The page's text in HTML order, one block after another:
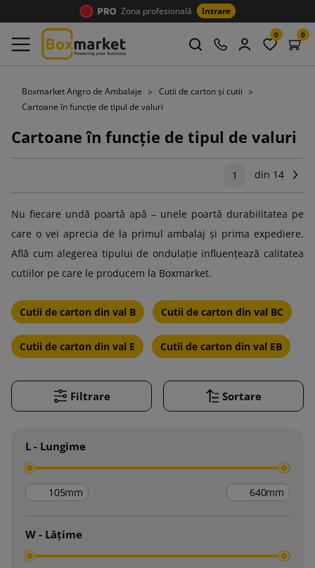
Zona profesională Intrare
0 0
Boxmarket Angro de Ambalaje
Cutii de carton și cutii
Cartoane în funcție de tipul de valuri
Cartoane în funcție de tipul de valuri
1 din 14
Nu fiecare undă poartă apă – unele poartă durabilitatea pe
care o vei aprecia de la primul ambalaj și prima expediere.
Află cum alegerea tipului de ondulație influențează calitatea
cutiilor pe care le producem la Boxmarket.
Cutii de carton din val B Cutii de carton din val BC
Cutii de carton din val E Cutii de carton din val EB
Filtrare Sortare
L - Lungime
mm mm
W - Lățime